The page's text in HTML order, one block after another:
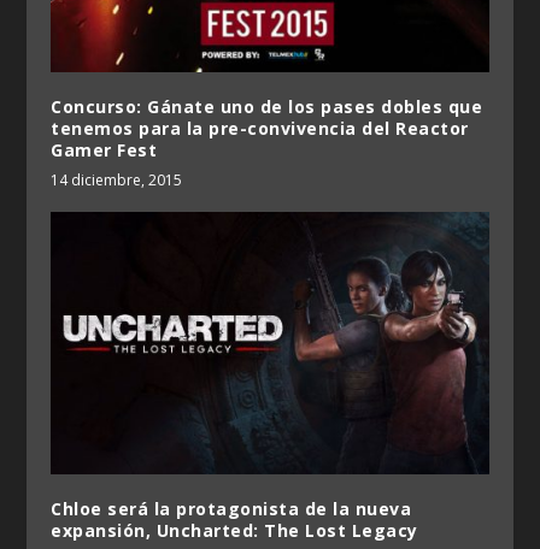
Concurso: Gánate uno de los pases dobles que
tenemos para la pre-convivencia del Reactor
Gamer Fest
14 diciembre, 2015
Chloe será la protagonista de la nueva
expansión, Uncharted: The Lost Legacy